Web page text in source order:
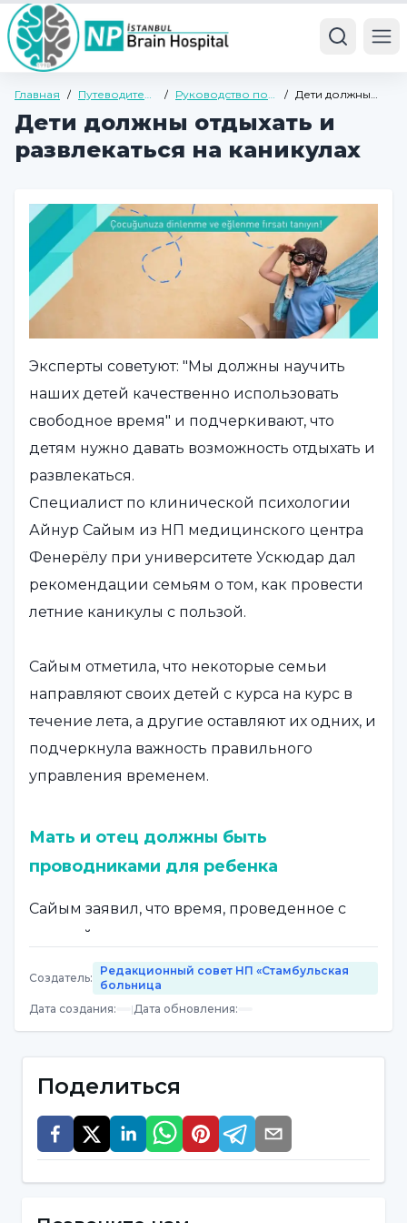
Главная / Путеводитель
/ Руководство по
подростковой
/ Дети должны
развлекаться на
Дети должны отдыхать и
развлекаться на каникулах
Эксперты советуют: "Мы должны научить
наших детей качественно использовать
свободное время" и подчеркивают, что
детям нужно давать возможность отдыхать и
развлекаться.
Специалист по клинической психологии
Айнур Сайым из НП медицинского центра
Фенерёлу при университете Ускюдар дал
рекомендации семьям о том, как провести
летние каникулы с пользой.
Сайым отметила, что некоторые семьи
направляют своих детей с курса на курс в
течение лета, а другие оставляют их одних, и
подчеркнула важность правильного
управления временем.
Мать и отец должны быть
проводниками для ребенка
Сайым заявил, что время, проведенное с
пользой, сделает человека счастливым, он
почувствует себя ценным и отдохнет, и
сказал: "Конечно, для ребенка каникулы
означают более гибкий период времени,
основанной на правилах среды и может
отдохнуть. В вопросе о том, как ребенок
проведет каникулы, следует
руководствоваться советами родителей".
Создатель:
Редакционный совет НП «Стамбульская
больница
Дата создания: |Дата обновления:
Поделиться